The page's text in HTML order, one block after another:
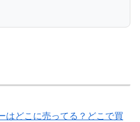
はどこに売ってる？どこで買